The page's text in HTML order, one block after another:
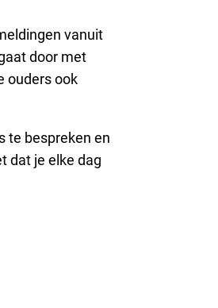
vanuit
door met
ouders ook
te bespreken en
dat je elke dag